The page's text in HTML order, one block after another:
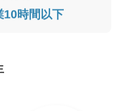
10時間以下